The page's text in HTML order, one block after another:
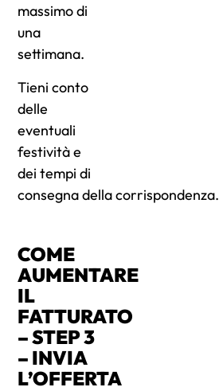
massimo di
una
settimana.
Tieni conto
delle
eventuali
festività e
dei tempi di
consegna della corrispondenza.
COME
AUMENTARE
IL
FATTURATO
– STEP 3
– INVIA
L’OFFERTA